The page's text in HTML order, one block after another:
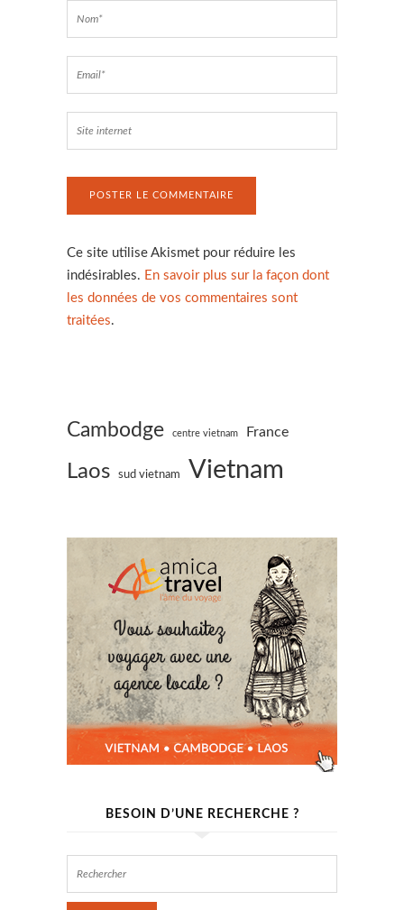
Ce site utilise Akismet pour réduire les
indésirables. En savoir plus sur la façon dont
les données de vos commentaires sont
traitées.
Cambodge centre vietnam France
Laos sud vietnam Vietnam
BESOIN D’UNE RECHERCHE ?